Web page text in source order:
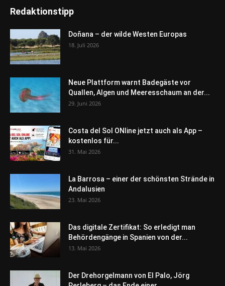
Redaktionstipp
Doñana – der wilde Westen Europas
18. Juli 2026
Neue Plattform warnt Badegäste vor
Quallen, Algen und Meeresschaum an der...
29. Juni 2026
Costa del Sol ONline jetzt auch als App –
kostenlos für...
31. Mai 2026
La Barrosa – einer der schönsten Strände in
Andalusien
23. Mai 2026
Das digitale Zertifikat: So erledigt man
Behördengänge in Spanien von der...
13. Mai 2026
Der Drehorgelmann von El Palo, Jörg